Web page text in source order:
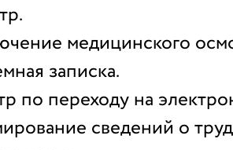
медицинского
записка.
по переходу на
сведений о